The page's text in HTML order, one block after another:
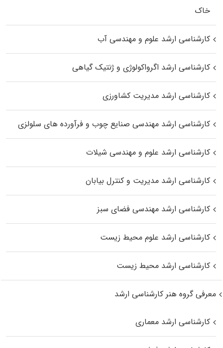
خاک
کارشناسی ارشد علوم و مهندسی آب
کارشناسی ارشد اگرواکولوژی و ژنتیک گیاهی
کارشناسی ارشد مدیریت کشاورزی
کارشناسی ارشد مهندسی صنایع چوب و فرآورده‌ های سلولزی
کارشناسی ارشد علوم و مهندسی شیلات
کارشناسی ارشد مدیریت و کنترل بیابان
کارشناسی ارشد مهندسی فضای سبز
کارشناسی ارشد علوم محیط‌ زیست
کارشناسی ارشد محیط زیست
معرفی گروه هنر کارشناسی ارشد
کارشناسی ارشد معماری